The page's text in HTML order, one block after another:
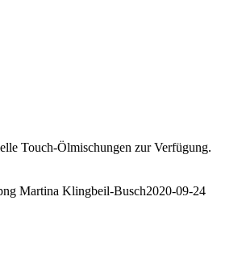
Touch-Ölmischungen zur Verfügung.
Martina Klingbeil-Busch2020-09-24